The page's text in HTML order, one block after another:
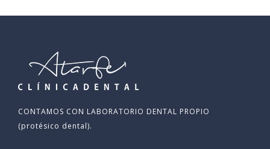
CONTAMOS CON LABORATORIO DENTAL PROPIO
(protésico dental).